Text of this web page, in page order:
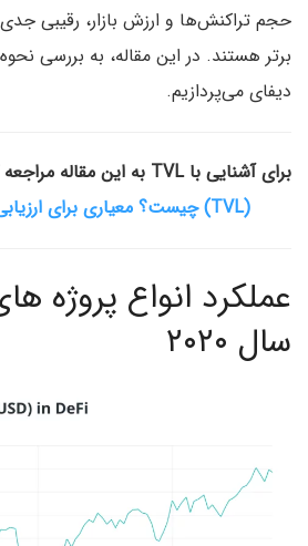
حجم تراکنش‌ها و ارزش بازار، رقیبی
برتر هستند. در این مقاله، به بررسی
دیفای می‌پردازیم.
برای آشنایی با TVL به این مقاله مراجعه کنید:
(TVL) چیست؟ معیاری برای ارزیابی پروژه‌های دیفای!
عملکرد انواع پروژه
سال ۲۰۲۰